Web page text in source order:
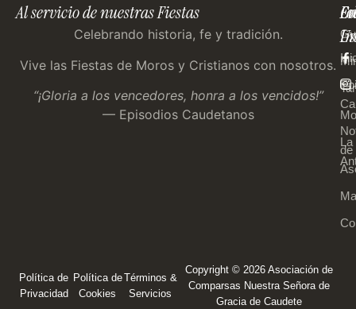
Al servicio de nuestras Fiestas
Celebrando historia, fe y tradición.
Vive las Fiestas de Moros y Cristianos con nosotros.
“¡Gloria a los vencedores, honra a los vencidos!”
— Episodios Caudetanos
de
La
Us
Copyright © 2026 Asociación de
Comparsas Nuestra Señora de
Gracia de Caudete
Política de
Privacidad
Política de
Cookies
Términos &
Servicios